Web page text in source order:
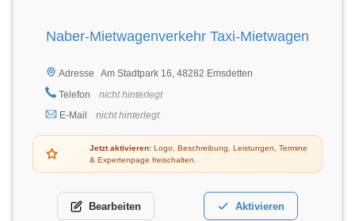
Naber-Mietwagenverkehr Taxi-Mietwagen
Adresse
Am Stadtpark 16, 48282 Emsdetten
Telefon
nicht hinterlegt
E-Mail
nicht hinterlegt
Jetzt aktivieren: Logo, Beschreibung, Leistungen, Termine
& Expertenpage freischalten.
Bearbeiten Aktivieren